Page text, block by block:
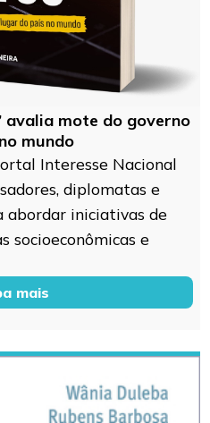
avalia mote do governo
mundo
Interesse Nacional
diplomatas e
iniciativas de
socioeconômicas e
mais